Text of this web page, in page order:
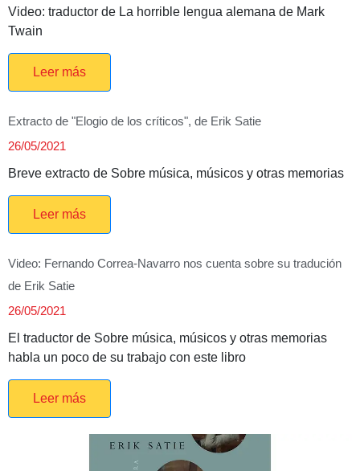
Video: traductor de La horrible lengua alemana de Mark
Twain
Leer más
Extracto de "Elogio de los críticos", de Erik Satie
26/05/2021
Breve extracto de Sobre música, músicos y otras memorias
Leer más
Video: Fernando Correa-Navarro nos cuenta sobre su tradución
de Erik Satie
26/05/2021
El traductor de Sobre música, músicos y otras memorias
habla un poco de su trabajo con este libro
Leer más